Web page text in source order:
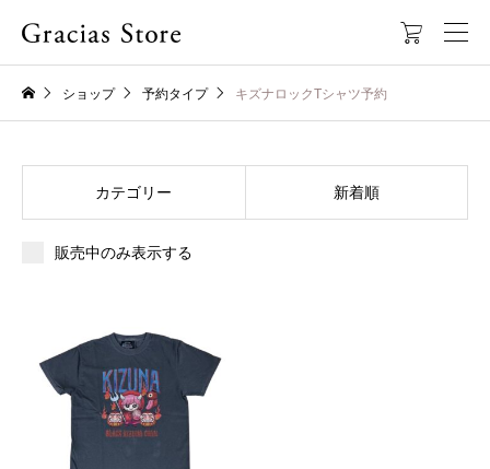

ショップ 予約タイプ キズナロックTシャツ予約
カテゴリー 新着順
販売中のみ表示する